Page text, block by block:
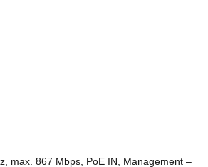
max. 867 Mbps, PoE IN, Management –